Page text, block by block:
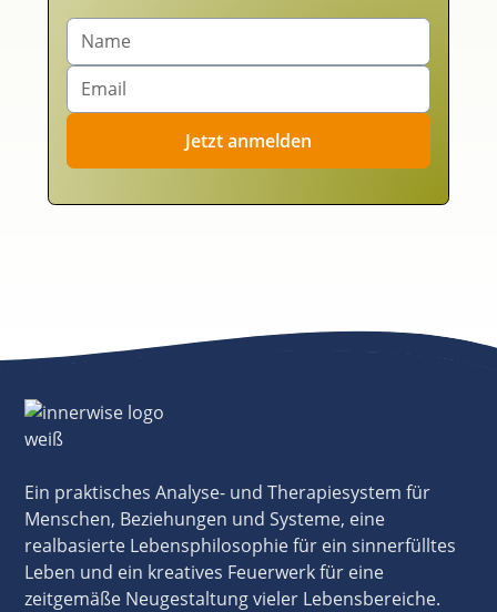
Ein praktisches Analyse- und Therapiesystem für
Menschen, Beziehungen und Systeme, eine
realbasierte Lebensphilosophie für ein sinnerfülltes
Leben und ein kreatives Feuerwerk für eine
zeitgemäße Neugestaltung vieler Lebensbereiche.